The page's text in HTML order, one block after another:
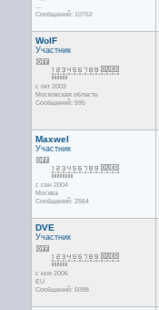
...
Сообщений: 10762
WolF
Участник
с окт 2003
Московская область
Сообщений: 595
Maxwel
Участник
с сен 2004
Москва
Сообщений: 2564
DVE
Участник
с ноя 2006
EU
Сообщений: 5098